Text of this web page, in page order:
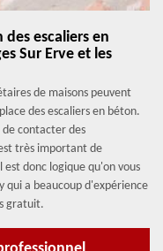
escaliers en
Sur Erve et les
de maisons peuvent
des escaliers en béton.
de contacter des
très important de
donc logique qu'on vous
qui a beaucoup d'expérience
gratuit.